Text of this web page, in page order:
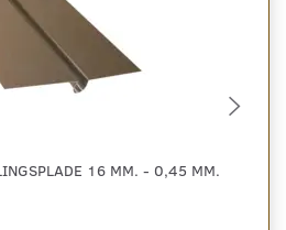
16 MM. - 0,45 MM.